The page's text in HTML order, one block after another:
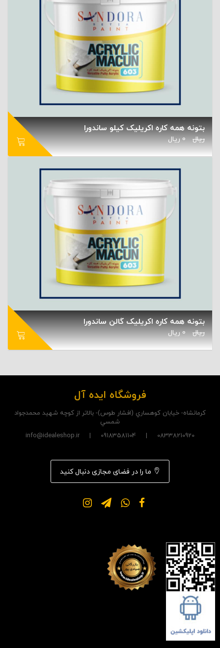
بتونه همه کاره اکریلیک کیلو ساندورا
ریال 0 ریال
بتونه همه کاره اکریلیک گالن ساندورا
ریال 0 ریال
فروشگاه ایده آل
کرمانشاه- خيابان کوهساري (افشار طوس)- بالاتر از کوچه شهيد محمدجواد
شمسي
08338210920 | 09183581104 | info@idealeshop.ir
ما را در فضای مجازی دنبال کنید